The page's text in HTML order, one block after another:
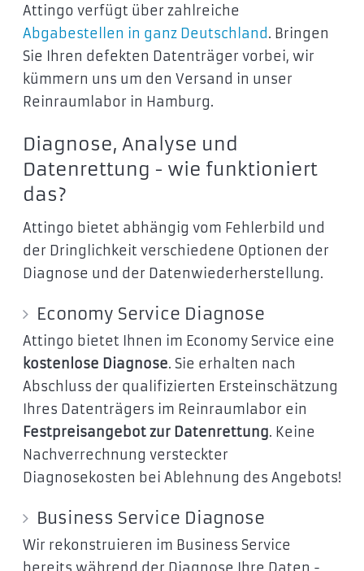
Attingo verfügt über zahlreiche
Abgabestellen in ganz Deutschland. Bringen
Sie Ihren defekten Datenträger vorbei, wir
kümmern uns um den Versand in unser
Reinraumlabor in Hamburg.
Diagnose, Analyse und
Datenrettung - wie funktioniert
das?
Attingo bietet abhängig vom Fehlerbild und
der Dringlichkeit verschiedene Optionen der
Diagnose und der Datenwiederherstellung.
Economy Service Diagnose
Attingo bietet Ihnen im Economy Service eine
kostenlose Diagnose. Sie erhalten nach
Abschluss der qualifizierten Ersteinschätzung
Ihres Datenträgers im Reinraumlabor ein
Festpreisangebot zur Datenrettung. Keine
Nachverrechnung versteckter
Diagnosekosten bei Ablehnung des Angebots!
Business Service Diagnose
Wir rekonstruieren im Business Service
bereits während der Diagnose Ihre Daten -